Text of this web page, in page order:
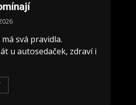
svá pravidla.
u autosedaček, zdraví i